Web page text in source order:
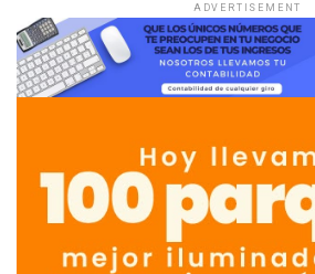
ADVERTISEMENT